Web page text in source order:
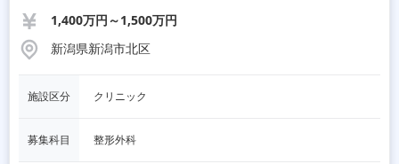
1,400万円～1,500万円
新潟県新潟市北区
施設区分 クリニック
募集科目 整形外科